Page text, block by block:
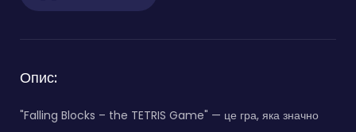
Опис:
"Falling Blocks – the TETRIS Game" — це гра, яка значно